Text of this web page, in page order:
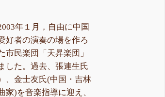
年１月，自由に中国
好者の演奏の場を作ろ
市民楽団「天昇楽団」
した。過去、張連生氏
、金士友氏(中国・吉林
家)を音楽指導に迎え、